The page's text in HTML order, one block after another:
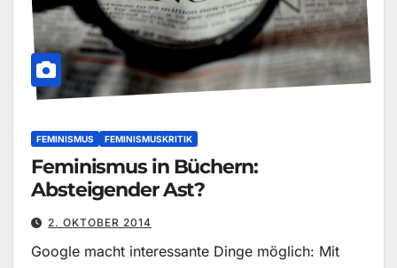
FEMINISMUS FEMINISMUSKRITIK
Feminismus in Büchern:
Absteigender Ast?
2. OKTOBER 2014
Google macht interessante Dinge möglich: Mit